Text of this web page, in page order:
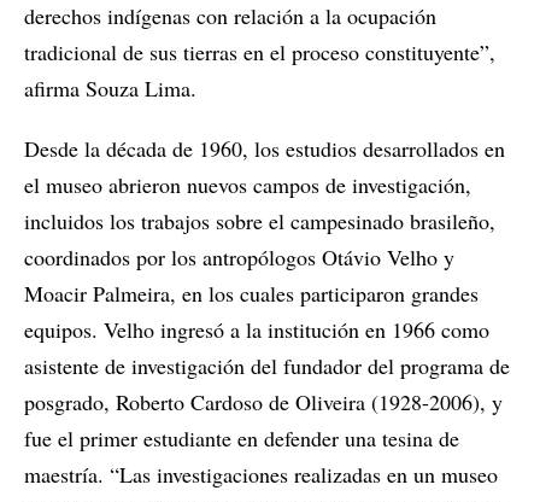
derechos indígenas con relación a la ocupación
tradicional de sus tierras en el proceso constituyente”,
afirma Souza Lima.
Desde la década de 1960, los estudios desarrollados en
el museo abrieron nuevos campos de investigación,
incluidos los trabajos sobre el campesinado brasileño,
coordinados por los antropólogos Otávio Velho y
Moacir Palmeira, en los cuales participaron grandes
equipos. Velho ingresó a la institución en 1966 como
asistente de investigación del fundador del programa de
posgrado, Roberto Cardoso de Oliveira (1928-2006), y
fue el primer estudiante en defender una tesina de
maestría. “Las investigaciones realizadas en un museo